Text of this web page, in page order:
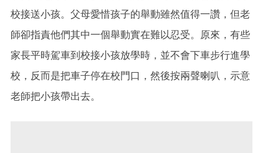
校接送小孩。父母愛惜孩子的舉動雖然值得一讚，但老
師卻指責他們其中一個舉動實在難以忍受。原來，有些
家長平時駕車到校接小孩放學時，並不會下車步行進學
校，反而是把車子停在校門口，然後按兩聲喇叭，示意
老師把小孩帶出去。